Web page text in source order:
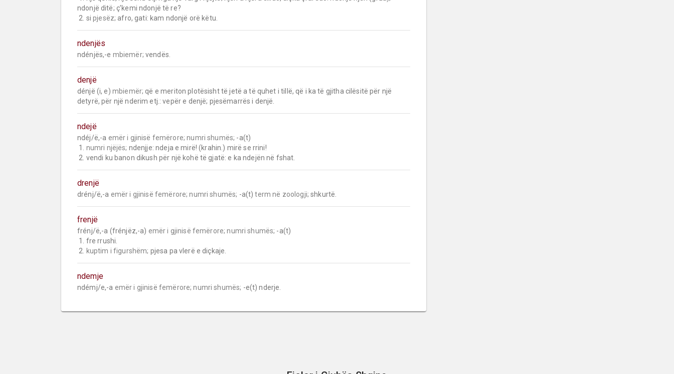
ndonjë ditë; ç’kemi ndonjë të re?
2. si pjesëz; afro, gati: kam ndonjë orë këtu.
ndenjës
ndénjës,-e mbiemër; vendës.
denjë
dénjë (i, e) mbiemër; që e meriton plotësisht të jetë a të quhet i tillë, që i ka të gjitha cilësitë për një
detyrë, për një nderim etj.: vepër e denjë; pjesëmarrës i denjë.
ndejë
ndéj/ë,-a emër i gjinisë femërore; numri shumës; -a(t)
1. numri njëjës; ndenjje: ndeja e mirë! (krahin.) mirë se rrini!
2. vendi ku banon dikush për një kohë të gjatë: e ka ndejën në fshat.
drenjë
drénj/ë,-a emër i gjinisë femërore; numri shumës; -a(t) term në zoologji; shkurtë.
frenjë
frénj/ë,-a (frénjëz,-a) emër i gjinisë femërore; numri shumës; -a(t)
2.
kuptim i figurshëm; pjesa pa vlerë e diçkaje.
ndemje
ndémj/e,-a emër i gjinisë femërore; numri shumës; -e(t) nderje.